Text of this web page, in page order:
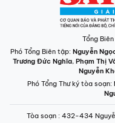
Tổng
Phó Tổng Biên tập: Nguyễn
Trương Đức Nghĩa, Phạm Thị
Nguyễn
Phó Tổng Thư ký tòa soạn:
Tòa soạn : 432-434